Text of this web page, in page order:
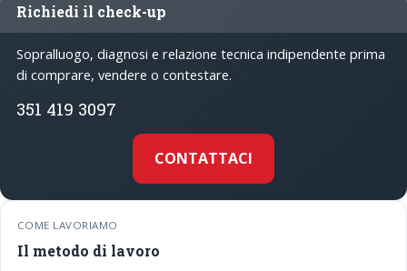
Richiedi il check-up
Sopralluogo, diagnosi e relazione tecnica indipendente prima
di comprare, vendere o contestare.
351 419 3097
CONTATTACI
COME LAVORIAMO
Il metodo di lavoro